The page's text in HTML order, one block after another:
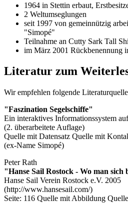
1964 in Stettin erbaut,
2 Weltumseglungen
seit 1997 von gemeinnützig
"Simopé"
Teilnahme an Cutty Sark Tall
im März 2001 Rückbenennung
Literatur zum
Wir empfehlen folgende
"Faszination Segelschiffe"
Ein interaktives Informationssystem
(2. überarbeitete Auflage)
Quelle mit Datensatz Quelle mit
(ex-Name Simopé)
Peter Rath
"Hanse Sail Rostock - Wo man sich
Hanse Sail Verein Rostock e.V. 2005
(http://www.hansesail.com/)
Seite: 116 Quelle mit Abbildung